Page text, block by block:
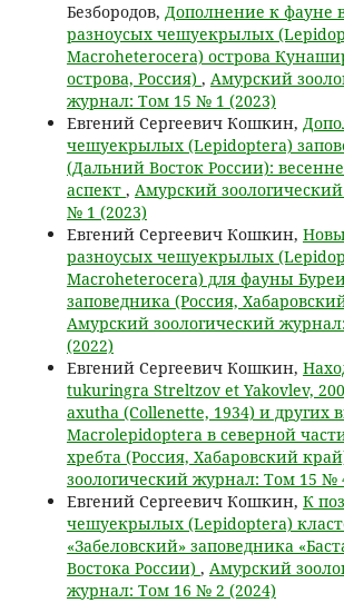
Безбородов, Дополнение к фауне
разноусых чешуекрылых
Macroheterocera) острова
острова, Россия) , Амурский
журнал: Том 15 № 1 (2023)
Евгений Сергеевич Кошкин,
чешуекрылых (Lepidoptera)
(Дальний Восток России):
аспект , Амурский
№ 1 (2023)
Евгений Сергеевич Кошкин,
разноусых чешуекрылых
Macroheterocera) для фауны
заповедника (Россия,
Амурский зоологический
(2022)
Евгений Сергеевич Кошкин,
tukuringra Streltzov et Yakovlev,
axutha (Collenette, 1934) и других
Macrolepidoptera в северной
хребта (Россия, Хабаровский
зоологический журнал: Том 15 №
Евгений Сергеевич Кошкин, К
чешуекрылых (Lepidoptera)
«Забеловский» заповедника
Востока России) , Амурский
журнал: Том 16 № 2 (2024)